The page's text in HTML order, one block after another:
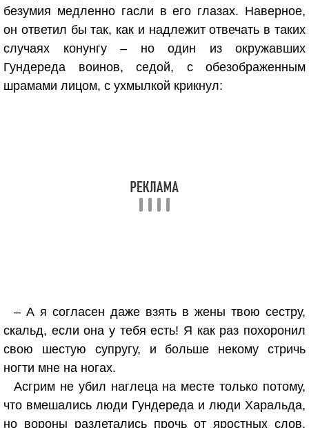
безумия медленно гасли в его глазах. Наверное,
он ответил бы так, как и надлежит отвечать в таких
случаях конунгу – но один из окружавших
Гундереда воинов, седой, с обезображенным
шрамами лицом, с ухмылкой крикнул:
– А я согласен даже взять в жены твою сестру,
скальд, если она у тебя есть! Я как раз похоронил
свою шестую супругу, и больше некому стричь
ногти мне на ногах.
Асгрим не убил наглеца на месте только потому,
что вмешались люди Гундереда и люди Харальда,
но вороны разлетались прочь от яростных слов,